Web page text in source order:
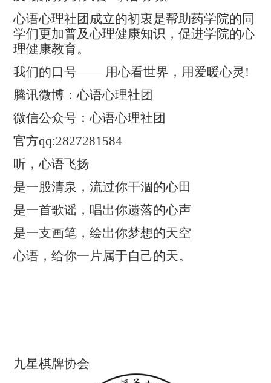
心语心理社团成立的初衷是帮助药学院的同
学们更加普及心理健康知识，促进学院的心
理健康教育。
我们的口号—— 用心看世界，用爱暖心灵 !
腾讯微博：心语心理社团
微信公众号：心语心理社团
官方qq:2827281584
听，心语飞扬
是一股清泉，流过你干涸的心田
是一首歌谣，唱出你遗落的心声
是一支画笔，绘出你梦想的天空
心语，给你一片属于自己的天。
九星棋牌协会